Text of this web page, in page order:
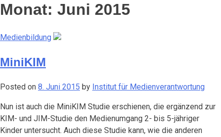
Monat: Juni 2015
Medienbildung
MiniKIM
Posted on 8. Juni 2015 by Institut für Medienverantwortung
Nun ist auch die MiniKIM Studie erschienen, die ergänzend zur
KIM- und JIM-Studie den Medienumgang 2- bis 5-jähriger
Kinder untersucht. Auch diese Studie kann, wie die anderen